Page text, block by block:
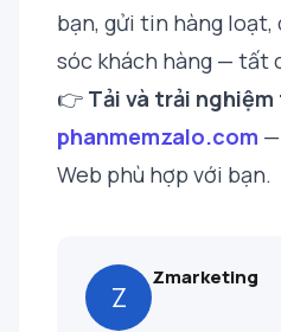
bạn, gửi tin hàng loạt,
sóc khách hàng — tất
👉 Tải và trải nghiệm
phanmemzalo.com
Web phù hợp với bạn.
Z
Zmarketing